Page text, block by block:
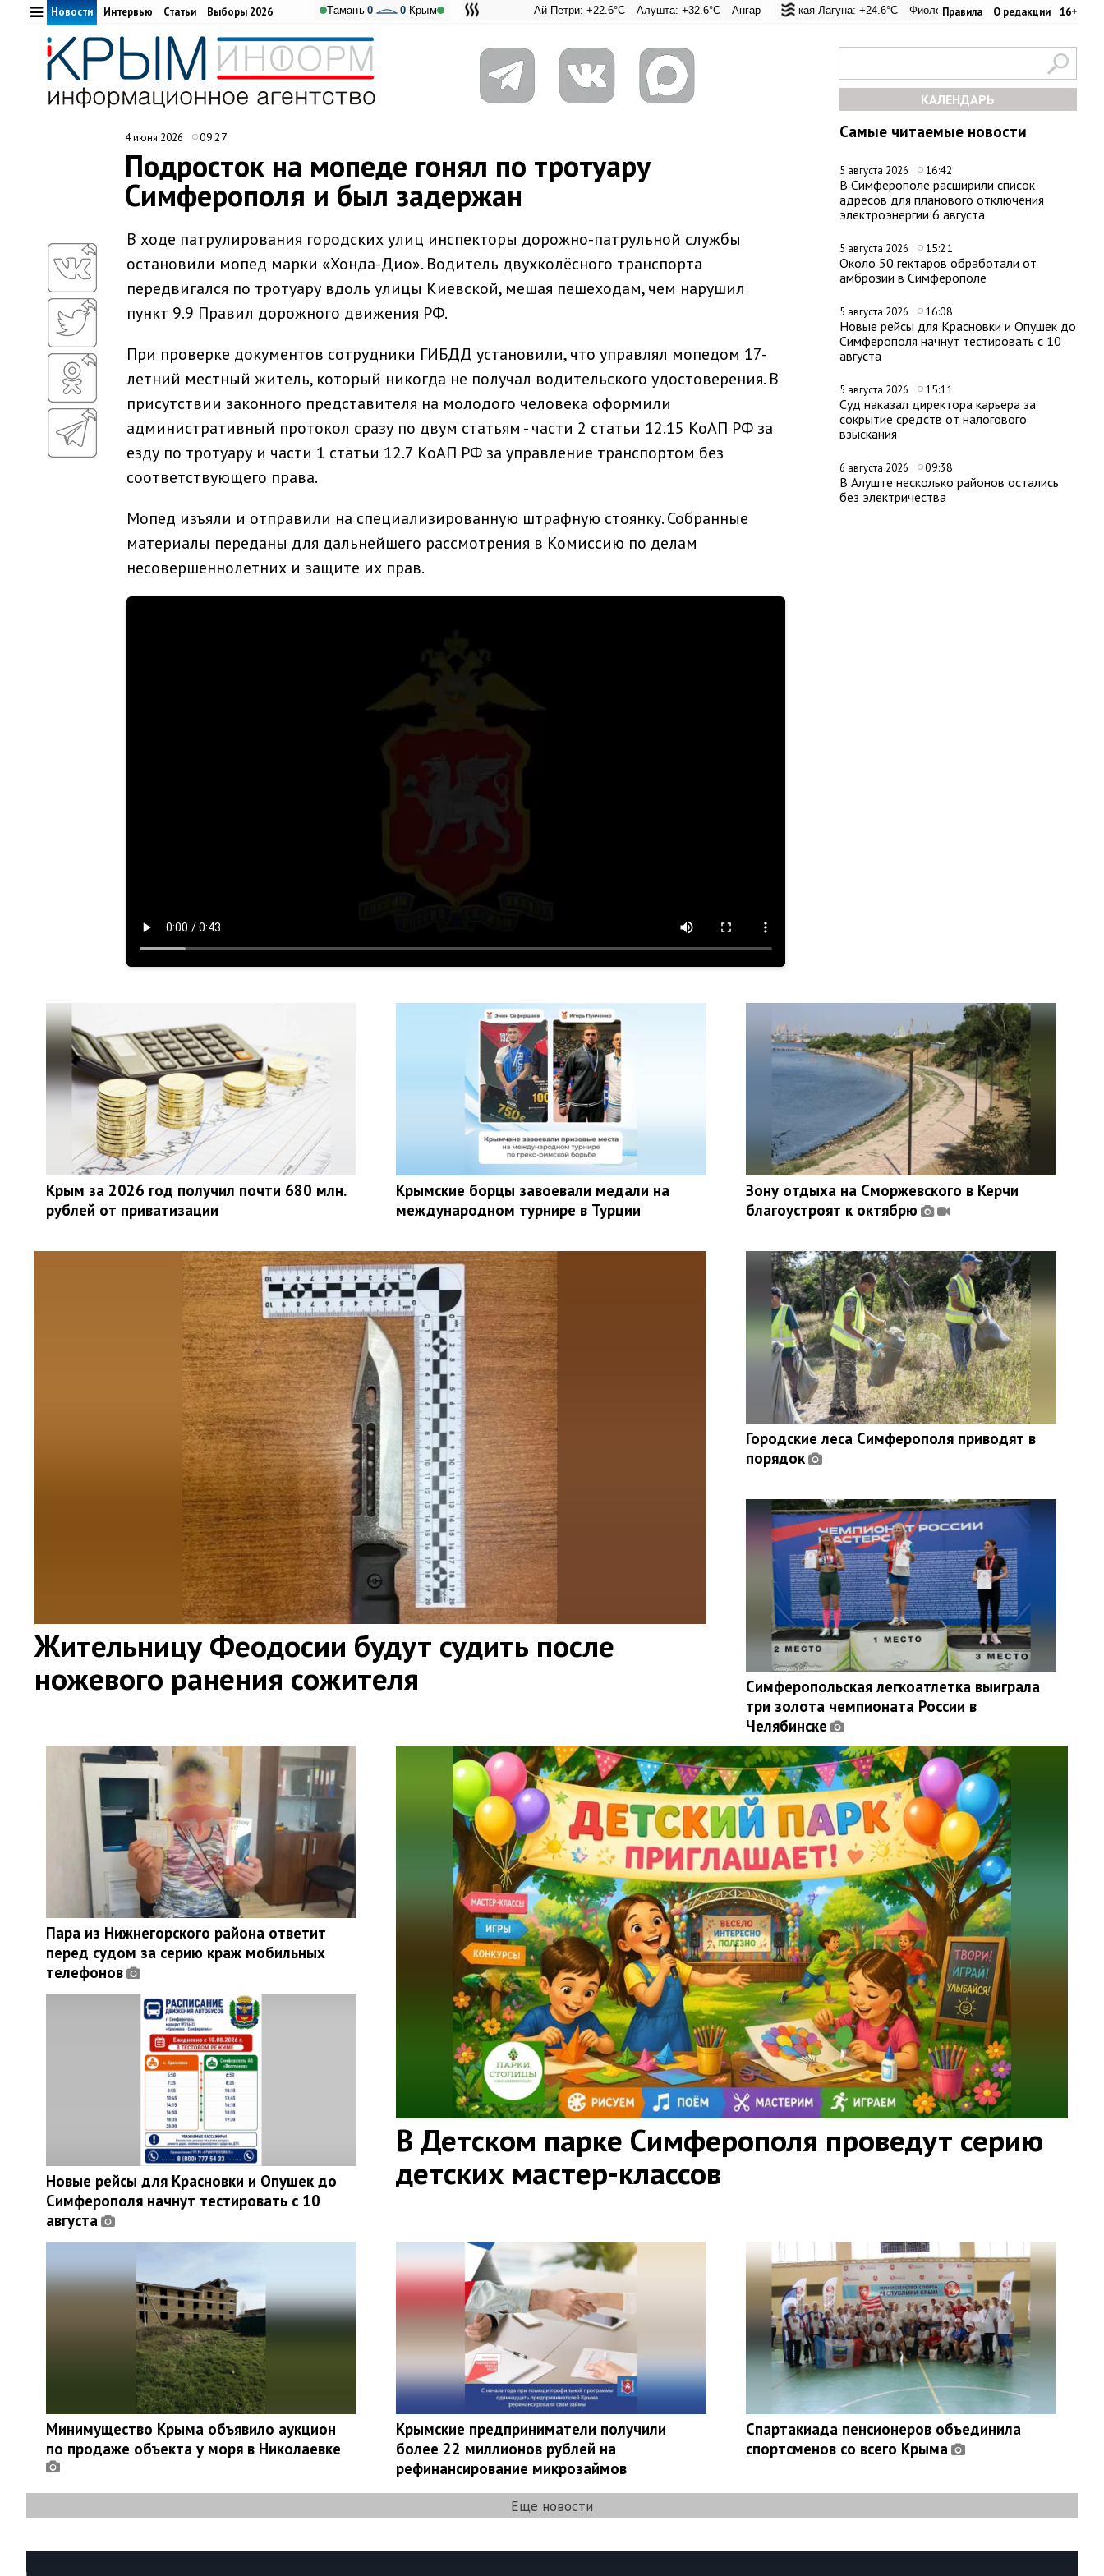
Правила О редакции 16+
Адмиральская Лагуна: +24.6°C Фиолент: +25.2°C Казачья бухта: +25.2°C
Ай-Петри: +22.6°C Алушта: +32.6°C Ангарский перевал: +28.5°C Евпатория: +32.8°C Керчь: +31.8°C Никитский
Тамань 0 0 Крым
Новости Интервью Статьи Выборы 2026
КАЛЕНДАРЬ
Самые читаемые новости
5 августа 2026 16:42
В Симферополе расширили список
адресов для планового отключения
электроэнергии 6 августа
5 августа 2026 15:21
Около 50 гектаров обработали от
амброзии в Симферополе
5 августа 2026 16:08
Новые рейсы для Красновки и Опушек до
Симферополя начнут тестировать с 10
августа
5 августа 2026 15:11
Суд наказал директора карьера за
сокрытие средств от налогового
взыскания
6 августа 2026 09:38
В Алуште несколько районов остались
без электричества
4 июня 2026 09:27
Подросток на мопеде гонял по тротуару
Симферополя и был задержан
В ходе патрулирования городских улиц инспекторы дорожно-патрульной службы
остановили мопед марки «Хонда-Дио». Водитель двухколёсного транспорта
передвигался по тротуару вдоль улицы Киевской, мешая пешеходам, чем нарушил
пункт 9.9 Правил дорожного движения РФ.
При проверке документов сотрудники ГИБДД установили, что управлял мопедом 17-
летний местный житель, который никогда не получал водительского удостоверения. В
присутствии законного представителя на молодого человека оформили
административный протокол сразу по двум статьям - части 2 статьи 12.15 КоАП РФ за
езду по тротуару и части 1 статьи 12.7 КоАП РФ за управление транспортом без
соответствующего права.
Мопед изъяли и отправили на специализированную штрафную стоянку. Собранные
материалы переданы для дальнейшего рассмотрения в Комиссию по делам
несовершеннолетних и защите их прав.
Крым за 2026 год получил почти 680 млн.
рублей от приватизации
Крымские борцы завоевали медали на
международном турнире в Турции
Зону отдыха на Сморжевского в Керчи
благоустроят к октябрю
Жительницу Феодосии будут судить после
ножевого ранения сожителя
Городские леса Симферополя приводят в
порядок
Симферопольская легкоатлетка выиграла
три золота чемпионата России в
Челябинске
В Детском парке Симферополя проведут серию
детских мастер-классов
Пара из Нижнегорского района ответит
перед судом за серию краж мобильных
телефонов
Новые рейсы для Красновки и Опушек до
Симферополя начнут тестировать с 10
августа
Минимущество Крыма объявило аукцион
по продаже объекта у моря в Николаевке
Крымские предприниматели получили
более 22 миллионов рублей на
рефинансирование микрозаймов
Спартакиада пенсионеров объединила
спортсменов со всего Крыма
Еще новости